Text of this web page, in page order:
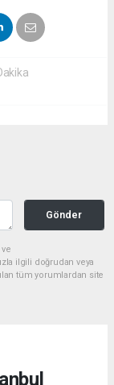
Gönder
ilgili doğrudan veya
tüm yorumlardan site